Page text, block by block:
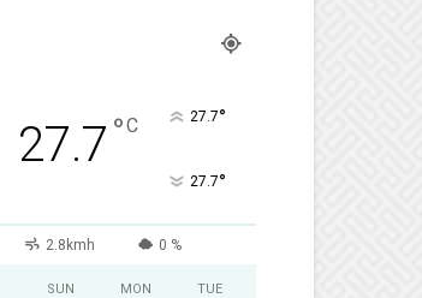
27.7 °C 27.7°
27.7°
2.8kmh 0 %
SUN MON TUE